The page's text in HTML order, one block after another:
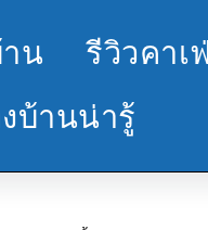
น รีวิวคาเฟ่
งบ้านน่ารู้